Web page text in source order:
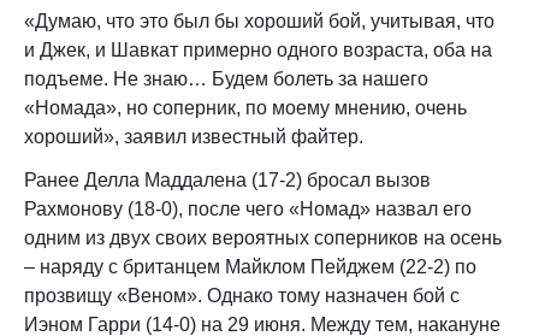
«Думаю, что это был бы хороший бой, учитывая, что
и Джек, и Шавкат примерно одного возраста, оба на
подъеме. Не знаю… Будем болеть за нашего
«Номада», но соперник, по моему мнению, очень
хороший», заявил известный файтер.
Ранее Делла Маддалена (17-2) бросал вызов
Рахмонову (18-0), после чего «Номад» назвал его
одним из двух своих вероятных соперников на осень
– наряду с британцем Майклом Пейджем (22-2) по
прозвищу «Веном». Однако тому назначен бой с
Иэном Гарри (14-0) на 29 июня. Между тем, накануне